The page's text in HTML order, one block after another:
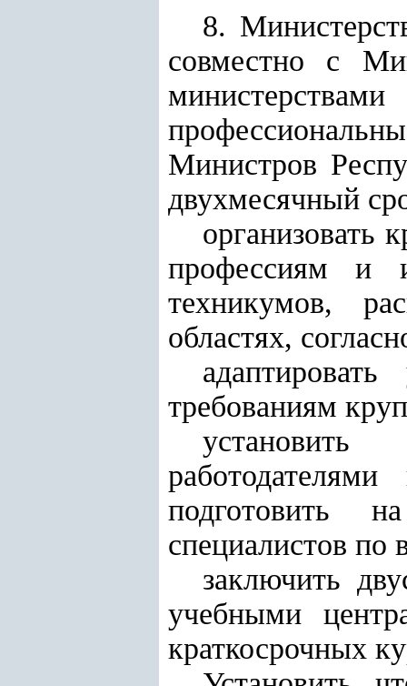
8.
совместно с
Министров
двухмесячный
организовать
профессиям и
техникумов,
областях,
требованиям
подготовить
специалистов по
заключить
учебными
краткосрочных